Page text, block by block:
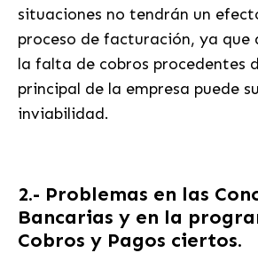
situaciones no tendrán un
proceso de facturación, ya que
la falta de cobros procedentes
principal de la empresa puede
inviabilidad.
2.- Problemas en las
Bancarias y en la
Cobros y Pagos ciertos.